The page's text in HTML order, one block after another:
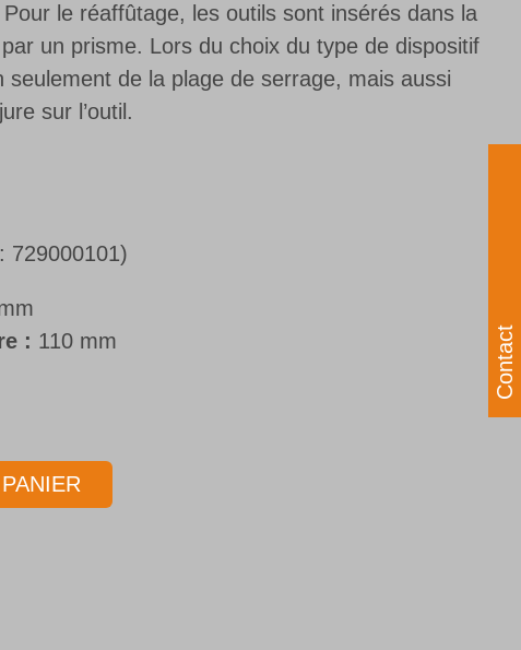
le réaffûtage, les outils sont insérés dans la
un prisme. Lors du choix du type de dispositif
seulement de la plage de serrage, mais aussi
sur l’outil.
729000101)
: 110 mm Contact